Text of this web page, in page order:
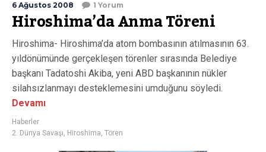
6 Ağustos 2008 1 Yorum
Hiroshima’da Anma Töreni
Hiroshima- Hiroshima’da atom bombasının atılmasının 63.
yıldönümünde gerçekleşen törenler sırasında Belediye
başkanı Tadatoshi Akiba, yeni ABD başkanının nükler
silahsızlanmayı desteklemesini umduğunu söyledi.
Devamı
Haberler
2. Dünya Savaşı, Hiroshima, Tören